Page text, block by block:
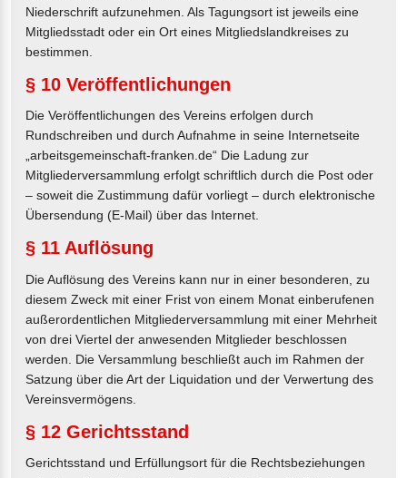
Niederschrift aufzunehmen. Als Tagungsort ist jeweils eine
Mitgliedsstadt oder ein Ort eines Mitgliedslandkreises zu
bestimmen.
§ 10 Veröffentlichungen
Die Veröffentlichungen des Vereins erfolgen durch
Rundschreiben und durch Aufnahme in seine Internetseite
„arbeitsgemeinschaft-franken.de“ Die Ladung zur
Mitgliederversammlung erfolgt schriftlich durch die Post oder
– soweit die Zustimmung dafür vorliegt – durch elektronische
Übersendung (E-Mail) über das Internet.
§ 11 Auflösung
Die Auflösung des Vereins kann nur in einer besonderen, zu
diesem Zweck mit einer Frist von einem Monat einberufenen
außerordentlichen Mitgliederversammlung mit einer Mehrheit
von drei Viertel der anwesenden Mitglieder beschlossen
werden. Die Versammlung beschließt auch im Rahmen der
Satzung über die Art der Liquidation und der Verwertung des
Vereinsvermögens.
§ 12 Gerichtsstand
Gerichtsstand und Erfüllungsort für die Rechtsbeziehungen